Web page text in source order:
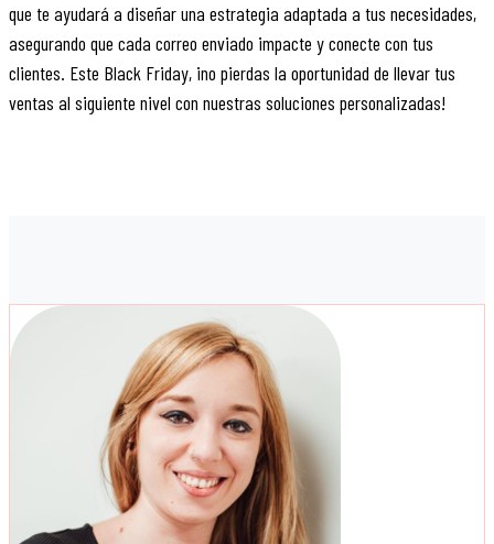
que te ayudará a diseñar una estrategia adaptada a tus necesidades,
asegurando que cada correo enviado impacte y conecte con tus
clientes. Este Black Friday, ¡no pierdas la oportunidad de llevar tus
ventas al siguiente nivel con nuestras soluciones personalizadas!